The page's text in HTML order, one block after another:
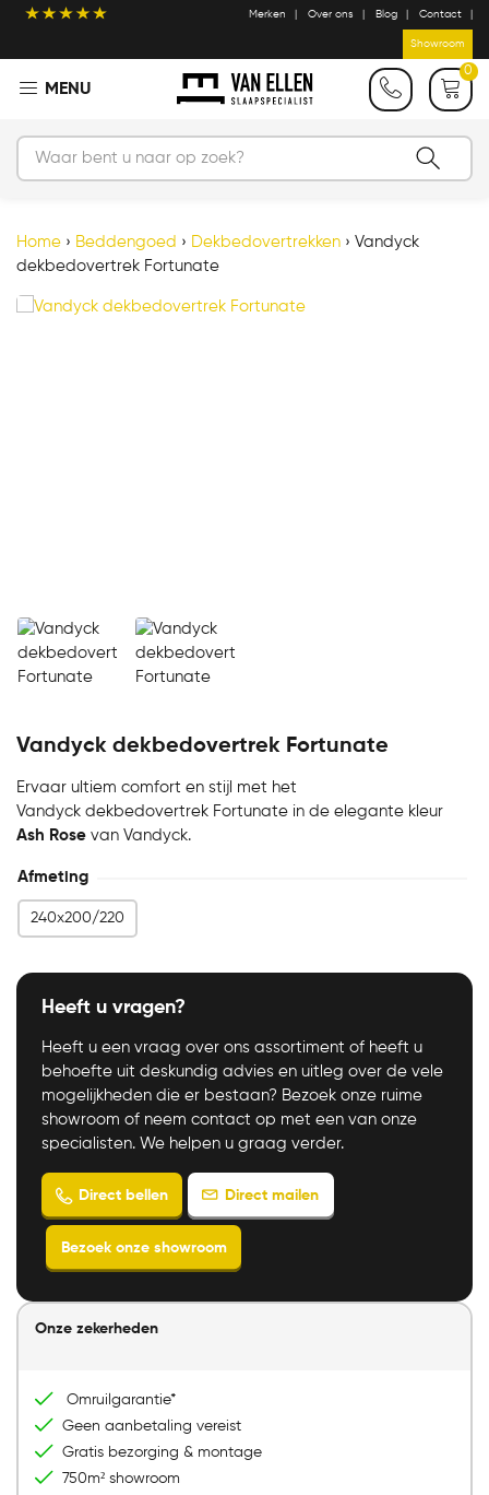
Merken Over ons Blog Contact
Showroom
0
Home › Beddengoed › Dekbedovertrekken › Vandyck
dekbedovertrek Fortunate
Vandyck dekbedovertrek Fortunate
Ervaar ultiem comfort en stijl met het
Vandyck dekbedovertrek Fortunate in de elegante kleur
Ash Rose van Vandyck.
Afmeting
240x200/220
Heeft u vragen?
Heeft u een vraag over ons assortiment of heeft u
behoefte uit deskundig advies en uitleg over de vele
mogelijkheden die er bestaan? Bezoek onze ruime
showroom of neem contact op met een van onze
specialisten. We helpen u graag verder.
Direct bellen
Onze zekerheden
Omruilgarantie*
Geen aanbetaling vereist
Gratis bezorging & montage
750m² showroom